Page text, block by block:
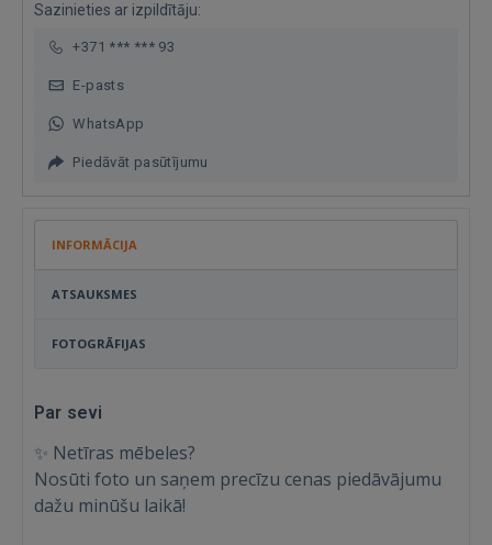
Sazinieties ar izpildītāju:
+371 *** *** 93
E-pasts
WhatsApp
Piedāvāt pasūtījumu
INFORMĀCIJA
ATSAUKSMES
FOTOGRĀFIJAS
Par sevi
✨ Netīras mēbeles?
Nosūti foto un saņem precīzu cenas piedāvājumu
dažu minūšu laikā!